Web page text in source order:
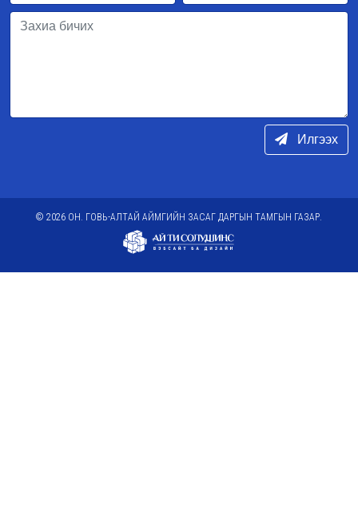
Илгээх
© 2026 ОН. ГОВЬ-АЛТАЙ АЙМГИЙН ЗАСАГ ДАРГЫН ТАМГЫН ГАЗАР.